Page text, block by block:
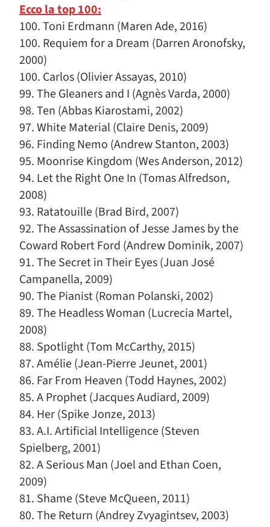
Ecco la top 100:
100. Toni Erdmann (Maren Ade, 2016)
100. Requiem for a Dream (Darren Aronofsky,
2000)
100. Carlos (Olivier Assayas, 2010)
99. The Gleaners and I (Agnès Varda, 2000)
98. Ten (Abbas Kiarostami, 2002)
97. White Material (Claire Denis, 2009)
96. Finding Nemo (Andrew Stanton, 2003)
95. Moonrise Kingdom (Wes Anderson, 2012)
94. Let the Right One In (Tomas Alfredson,
2008)
93. Ratatouille (Brad Bird, 2007)
92. The Assassination of Jesse James by the
Coward Robert Ford (Andrew Dominik, 2007)
91. The Secret in Their Eyes (Juan José
Campanella, 2009)
90. The Pianist (Roman Polanski, 2002)
89. The Headless Woman (Lucrecia Martel,
2008)
88. Spotlight (Tom McCarthy, 2015)
87. Amélie (Jean-Pierre Jeunet, 2001)
86. Far From Heaven (Todd Haynes, 2002)
85. A Prophet (Jacques Audiard, 2009)
84. Her (Spike Jonze, 2013)
83. A.I. Artificial Intelligence (Steven
Spielberg, 2001)
82. A Serious Man (Joel and Ethan Coen,
2009)
81. Shame (Steve McQueen, 2011)
80. The Return (Andrey Zvyagintsev, 2003)